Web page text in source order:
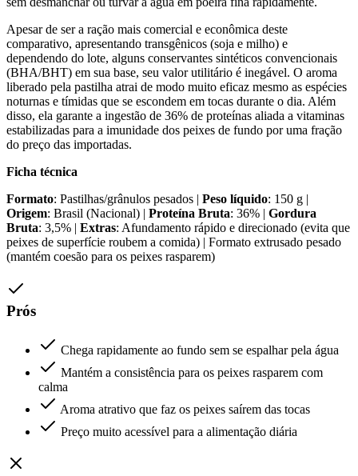
Apesar de ser a ração mais comercial e econômica deste
comparativo, apresentando transgênicos (soja e milho) e
dependendo do lote, alguns conservantes sintéticos convencionais
(BHA/BHT) em sua base, seu valor utilitário é inegável. O aroma
liberado pela pastilha atrai de modo muito eficaz mesmo as espécies
noturnas e tímidas que se escondem em tocas durante o dia. Além
disso, ela garante a ingestão de 36% de proteínas aliada a vitaminas
estabilizadas para a imunidade dos peixes de fundo por uma fração
do preço das importadas.
Ficha técnica
Formato: Pastilhas/grânulos pesados | Peso líquido: 150 g |
Origem: Brasil (Nacional) | Proteína Bruta: 36% | Gordura
Bruta: 3,5% | Extras: Afundamento rápido e direcionado (evita que
peixes de superfície roubem a comida) | Formato extrusado pesado
(mantém coesão para os peixes rasparem)
Prós
Chega rapidamente ao fundo sem se espalhar pela água
Mantém a consistência para os peixes rasparem com
calma
Aroma atrativo que faz os peixes saírem das tocas
Preço muito acessível para a alimentação diária